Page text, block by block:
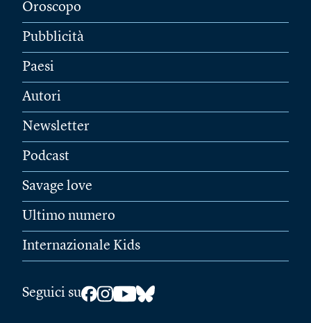
Oroscopo
Pubblicità
Paesi
Autori
Newsletter
Podcast
Savage love
Ultimo numero
Internazionale Kids
Seguici su